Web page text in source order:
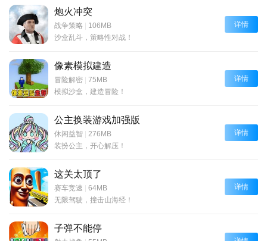
炮火冲突
战争策略 | 106MB
沙盒乱斗，策略性对战！
详情
像素模拟建造
冒险解密 | 75MB
模拟沙盒，建造冒险！
详情
公主换装游戏加强版
休闲益智 | 276MB
装扮公主，开心解压！
详情
这关太顶了
赛车竞速 | 64MB
无限驾驶，撞击山海经！
详情
子弹不能停